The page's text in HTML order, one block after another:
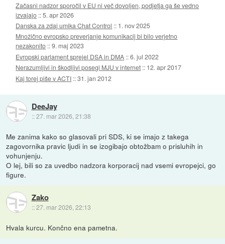
Začasni nadzor sporočil v EU ni več dovoljen, podjetja ga še vedno
izvajajo ::5. apr 2026
Danska za zdaj umika Chat Control :: 1. nov 2025
Množično evropsko preverjanje komunikacij bi bilo verjetno
nezakonito ::9. maj 2023
Evropski parlament sprejel DSA in DMA ::6. jul 2022
Nerazumljivi in škodljivi posegi MJU v internet :: 12. apr 2017
Kaj torej piše v ACTI ::31. jan 2012
DeeJay
::27. mar 2026, 21:38
Me zanima kako so glasovali pri SDS, ki se imajo z takega
zagovornika pravic ljudi in se izogibajo obtožbam o prisluhih in
vohunjenju.
O lej, bili so za uvedbo nadzora korporacij nad vsemi evropejci, go
figure.
Zako
::27. mar 2026, 22:13
Hvala kurcu. Končno ena pametna.